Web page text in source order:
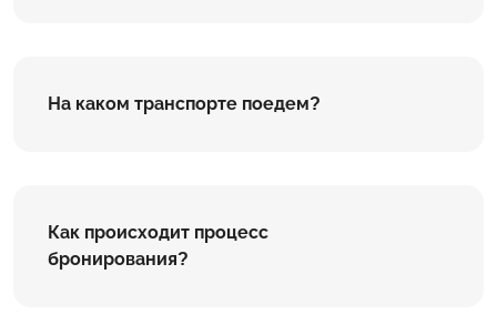
На каком транспорте поедем?
Как происходит процесс
бронирования?